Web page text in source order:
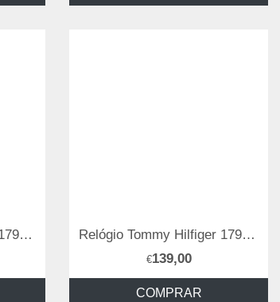
Relógio Tommy Hilfiger 1792050 Relógio Tommy Hilfiger 1791991
€139,00
COMPRAR